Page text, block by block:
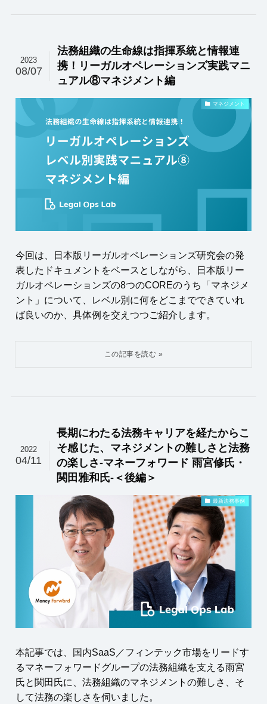
法務組織の生命線は指揮系統と情報連
携！リーガルオペレーションズ実践マニ
ュアル⑧マネジメント編
2023
08/07
マネジメント
今回は、日本版リーガルオペレーションズ研究会の発
表したドキュメントをベースとしながら、日本版リー
ガルオペレーションズの8つのCOREのうち「マネジメ
ント」について、レベル別に何をどこまでできていれ
ば良いのか、具体例を交えつつご紹介します。
長期にわたる法務キャリアを経たからこ
そ感じた、マネジメントの難しさと法務
の楽しさ-マネーフォワード 雨宮修氏・
関田雅和氏-＜後編＞
2022
04/11
最新法務事例
本記事では、国内SaaS／フィンテック市場をリードす
るマネーフォワードグループの法務組織を支える雨宮
氏と関田氏に、法務組織のマネジメントの難しさ、そ
して法務の楽しさを伺いました。